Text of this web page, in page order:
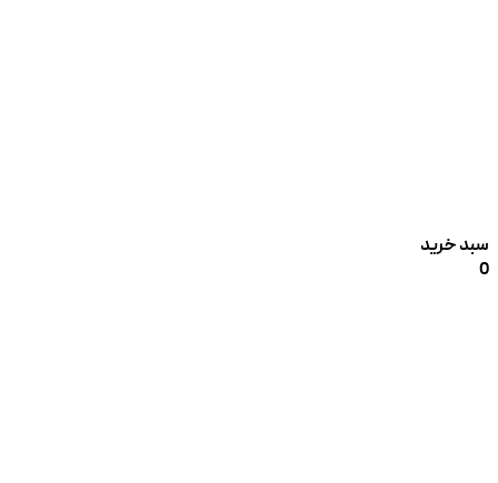
سبد خرید
0